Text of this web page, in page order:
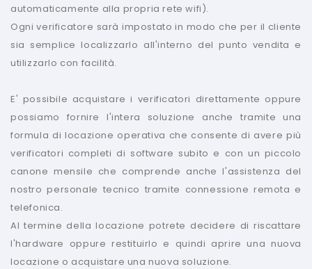
automaticamente alla propria rete wifi).
Ogni verificatore sarà impostato in modo che per il cliente
sia semplice localizzarlo all'interno del punto vendita e
utilizzarlo con facilità.
E' possibile acquistare i verificatori direttamente oppure
possiamo fornire l'intera soluzione anche tramite una
formula di locazione operativa che consente di avere più
verificatori completi di software subito e con un piccolo
canone mensile che comprende anche l'assistenza del
nostro personale tecnico tramite connessione remota e
telefonica.
Al termine della locazione potrete decidere di riscattare
l'hardware oppure restituirlo e quindi aprire una nuova
locazione o acquistare una nuova soluzione.